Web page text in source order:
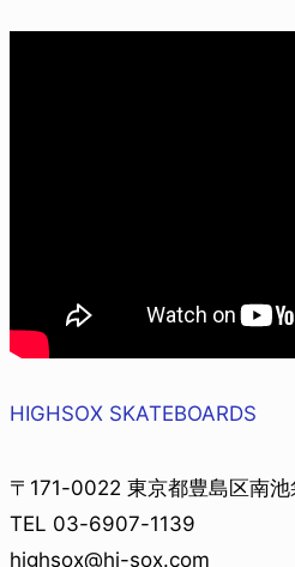
HIGHSOX SKATEBOARDS
〒171-0022 東京都豊島区南
TEL 03-6907-1139
highsox@hi-sox.com